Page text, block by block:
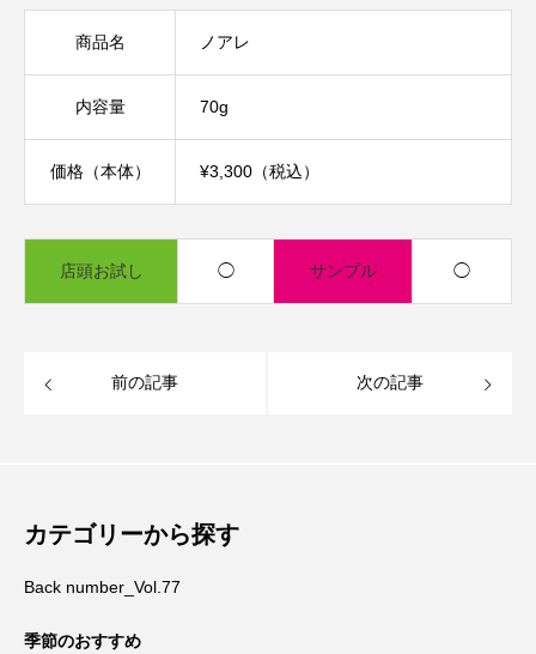
商品名 ノアレ
内容量 70g
価格（本体） ¥3,300（税込）
店頭お試し ◯ サンプル ◯
前の記事 次の記事
カテゴリーから探す
Back number_Vol.77
季節のおすすめ